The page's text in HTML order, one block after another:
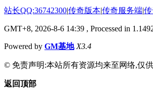
站长QQ:36742300|传奇版本|传奇服务端|
GMT+8, 2026-8-6 14:39 , Processed in
Powered by GM基地 X3.4
© 免责声明:本站所有资源均来至网络,仅
返回顶部